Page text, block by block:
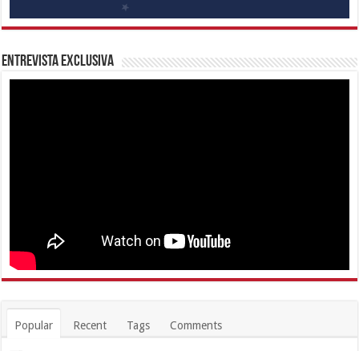
Entrevista Exclusiva
Popular Recent Tags Comments